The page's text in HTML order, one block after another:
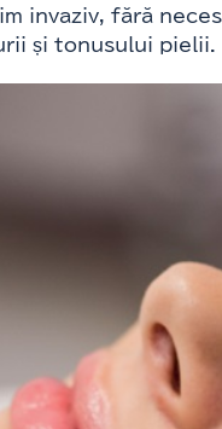
invaziv, fără
și tonusului pielii.